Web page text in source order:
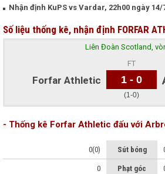
Nhận định KuPS vs Vardar, 22h00 ngày
Số liệu thống kê, nhận định FORFAR
Liên Đoàn Scotland,
Forfar Athletic
FT
1 - 0
(1-0)
- Thống kê Forfar Athletic đấu với
0(0) Sút bóng
0 Phạt góc